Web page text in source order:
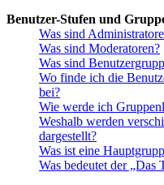
Benutzer-Stufen und
Was sind
Was sind Moderatoren?
Was sind
Wo finde ich die
bei?
Wie werde ich
Weshalb werden
dargestellt?
Was ist eine
Was bedeutet der „Das